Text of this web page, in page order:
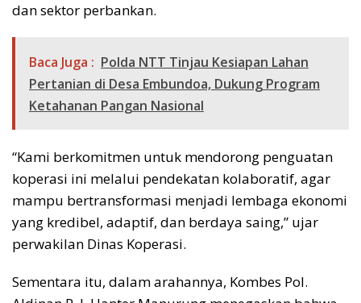
dan sektor perbankan.
Baca Juga : Polda NTT Tinjau Kesiapan Lahan
Pertanian di Desa Embundoa, Dukung Program
Ketahanan Pangan Nasional
“Kami berkomitmen untuk mendorong penguatan
koperasi ini melalui pendekatan kolaboratif, agar
mampu bertransformasi menjadi lembaga ekonomi
yang kredibel, adaptif, dan berdaya saing,” ujar
perwakilan Dinas Koperasi.
Sementara itu, dalam arahannya, Kombes Pol.